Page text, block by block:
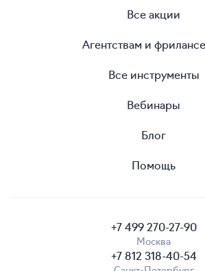
Все акции
Агентствам и
Все инструменты
Вебинары
Блог
Помощь
+7 499 270-27-90
Москва
+7 812 318-40-54